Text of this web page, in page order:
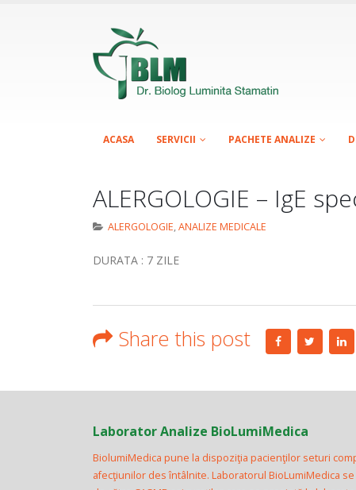
ACASA SERVICII PACHETE ANALIZE
ALERGOLOGIE – IgE
ALERGOLOGIE,ANALIZE MEDICALE
DURATA : 7 ZILE
Share this post
Laborator Analize BioLumiMedica
BiolumiMedica pune la dispoziţia pacienţilor seturi
afecţiunilor des întâlnite. Laboratorul BioLumiMedica